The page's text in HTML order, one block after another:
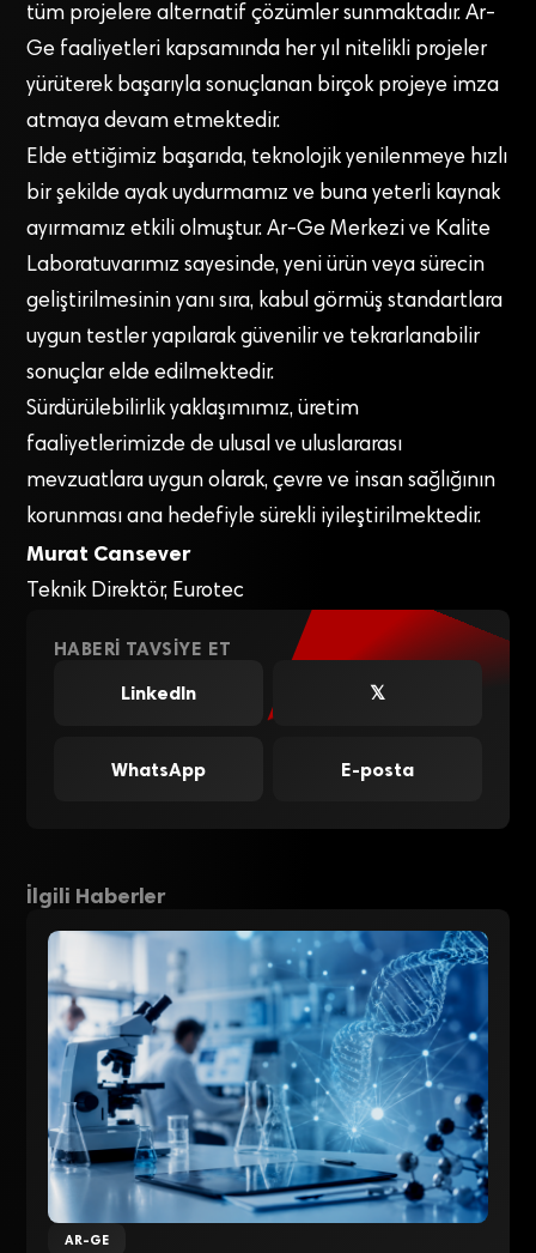
tüm projelere alternatif çözümler sunmaktadır. Ar-
Ge faaliyetleri kapsamında her yıl nitelikli projeler
yürüterek başarıyla sonuçlanan birçok projeye imza
atmaya devam etmektedir.
Elde ettiğimiz başarıda, teknolojik yenilenmeye hızlı
bir şekilde ayak uydurmamız ve buna yeterli kaynak
ayırmamız etkili olmuştur. Ar-Ge Merkezi ve Kalite
Laboratuvarımız sayesinde, yeni ürün veya sürecin
geliştirilmesinin yanı sıra, kabul görmüş standartlara
uygun testler yapılarak güvenilir ve tekrarlanabilir
sonuçlar elde edilmektedir.
Sürdürülebilirlik yaklaşımımız, üretim
faaliyetlerimizde de ulusal ve uluslararası
mevzuatlara uygun olarak, çevre ve insan sağlığının
korunması ana hedefiyle sürekli iyileştirilmektedir.
Murat Cansever
Teknik Direktör, Eurotec
HABERI TAVSIYE ET
LinkedIn
𝕏
WhatsApp E-posta
İlgili Haberler
AR-GE